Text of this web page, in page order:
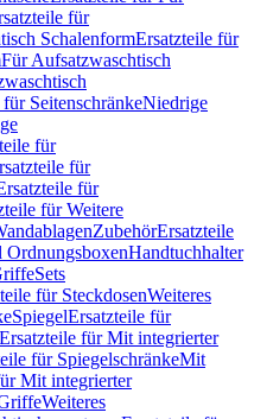
für
SchalenformErsatzteile für
Für Aufsatzwaschtisch
SeitenschränkeNiedrige
für
für
für
für Weitere
ZubehörErsatzteile
OrdnungsboxenHandtuchhalter
Sets
für SteckdosenWeiteres
SpiegelErsatzteile für
Ersatzteile für Mit integrierter
für SpiegelschränkeMit
Mit integrierter
Weiteres